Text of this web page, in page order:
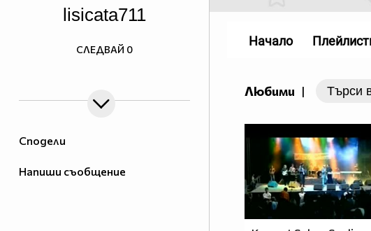
Сподели
Напиши съобщение
lisicata711
СЛЕДВАЙ 0
Любими |
Начало